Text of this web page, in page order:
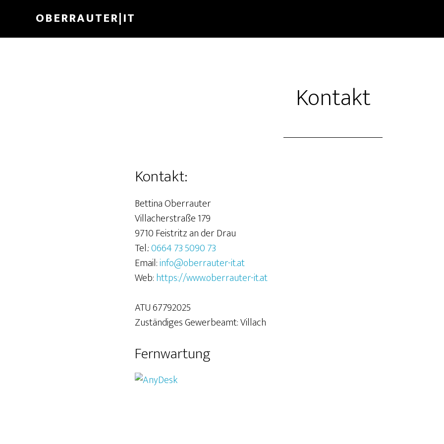
main
footer
OBERRAUTER|IT
Kontakt
Kontakt:
Bettina Oberrauter
Villacherstraße 179
9710 Feistritz an der Drau
Tel.:0664 73 5090 73
Email:info@oberrauter-it.at
Web:https://www.oberrauter-it.at
ATU 67792025
Zuständiges Gewerbeamt: Villach
Fernwartung